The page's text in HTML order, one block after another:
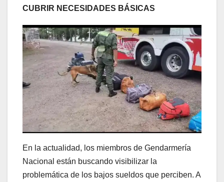
CUBRIR NECESIDADES BÁSICAS
En la actualidad, los miembros de Gendarmería
Nacional están buscando visibilizar la
problemática de los bajos sueldos que perciben. A